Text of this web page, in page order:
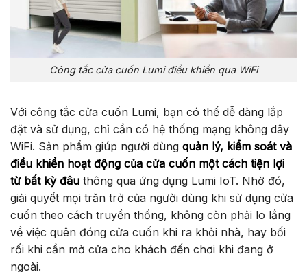
Công tắc cửa cuốn Lumi điều khiển qua WiFi
Với công tắc cửa cuốn Lumi, bạn có thể dễ dàng lắp
đặt và sử dụng, chỉ cần có hệ thống mạng không dây
WiFi. Sản phẩm giúp người dùng quản lý, kiểm soát và
điều khiển hoạt động của cửa cuốn một cách tiện lợi
từ bất kỳ đâu thông qua ứng dụng Lumi IoT. Nhờ đó,
giải quyết mọi trăn trở của người dùng khi sử dụng cửa
cuốn theo cách truyền thống, không còn phải lo lắng
về việc quên đóng cửa cuốn khi ra khỏi nhà, hay bối
rối khi cần mở cửa cho khách đến chơi khi đang ở
ngoài.